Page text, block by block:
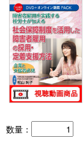
数量：